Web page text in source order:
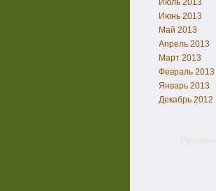
Июль 2013
Июнь 2013
Май 2013
Апрель 2013
Март 2013
Февраль 2013
Январь 2013
Декабрь 2012